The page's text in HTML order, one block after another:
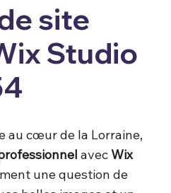
site
Studio
au cœur de la Lorraine,
avecWix
une question de